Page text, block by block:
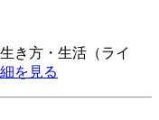
方・生活（ライ
を見る